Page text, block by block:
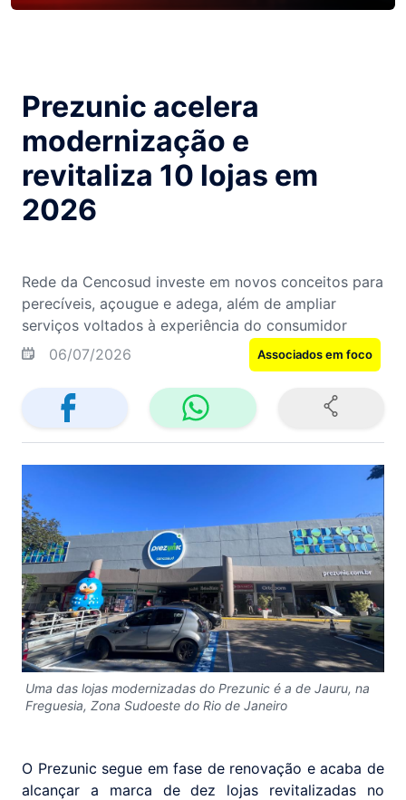
Prezunic acelera
modernização e
revitaliza 10 lojas em
2026
Rede da Cencosud investe em novos conceitos para
perecíveis, açougue e adega, além de ampliar
serviços voltados à experiência do consumidor
06/07/2026
Associados em foco
Uma das lojas modernizadas do Prezunic é a de Jauru, na
Freguesia, Zona Sudoeste do Rio de Janeiro
O Prezunic segue em fase de renovação e acaba de
alcançar a marca de dez lojas revitalizadas no